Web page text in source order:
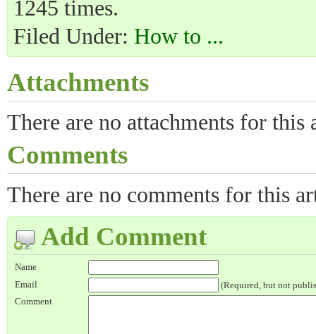
1245 times.
Filed Under: How to ...
Attachments
There are no attachments for this
Comments
There are no comments for this
Add Comment
Name
Email
(Required, but not
Comment